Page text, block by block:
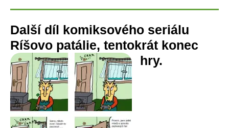
Další díl komiksového seriálu
Ríšovo patálie, tentokrát konec
hry.